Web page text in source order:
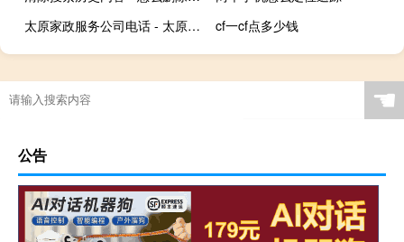
太原家政服务公司电话 - 太原附近的家政公司
cf一cf点多少钱
☚
公告